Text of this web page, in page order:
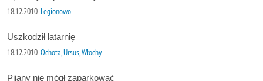
18.12.2010 Legionowo
Uszkodził latarnię
18.12.2010 Ochota, Ursus, Włochy
Pijany nie mógł zaparkować